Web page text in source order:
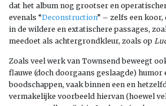
dat het album nog grootser en
evenals “Deconstruction” – zelfs een
in de wildere en extatischere passages,
meedoet als achtergrondkleur, zoals op
Zoals veel werk van Townsend beweegt
flauwe (doch doorgaans geslaagde) humor
boodschappen, vaak binnen een en
vermakelijke voorbeeld hiervan (hoewel